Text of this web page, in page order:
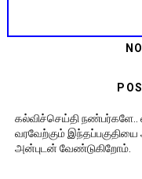
கல்விச்செய்தி நண்பர்களே..
வரவேற்கும்
அன்புடன் வேண்டுகிறோம்.